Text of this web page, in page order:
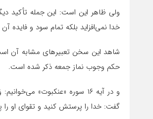
ولى ظاهر این است: این جمله تأکید
خدا نمى‌افزاید بلکه تمام سود و فایده
شاهد این سخن تعبیرهاى مشابه آن
حکم وجوب نماز جمعه ذکر شده است.
و در آیه ۱۶ سوره «عنکبوت»
گفت: خدا را پرستش کنید و تقواى او را